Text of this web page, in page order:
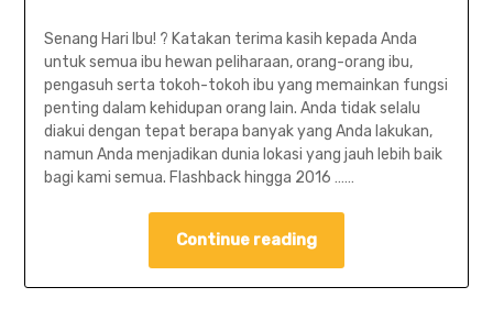
Senang Hari Ibu! ? Katakan terima kasih kepada Anda
untuk semua ibu hewan peliharaan, orang-orang ibu,
pengasuh serta tokoh-tokoh ibu yang memainkan fungsi
penting dalam kehidupan orang lain. Anda tidak selalu
diakui dengan tepat berapa banyak yang Anda lakukan,
namun Anda menjadikan dunia lokasi yang jauh lebih baik
bagi kami semua. Flashback hingga 2016 ……
Continue reading